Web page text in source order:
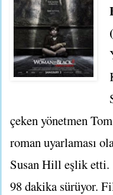
çeken yönetmen
roman uyarlaması
Susan Hill eşlik
98 dakika sürüyor.